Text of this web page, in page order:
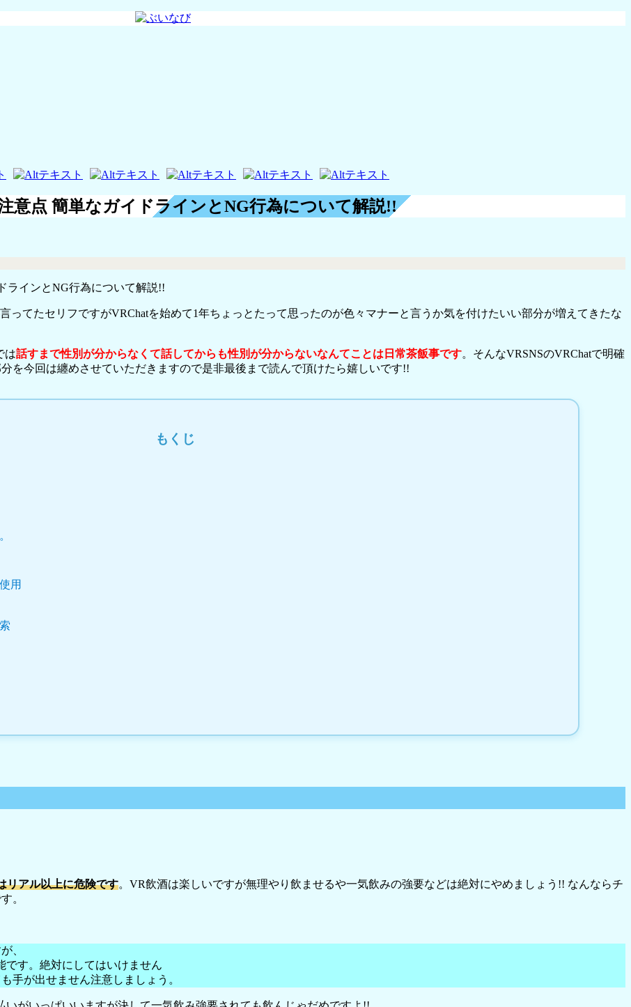
意点 簡単なガイドラインとNG行為について解説!!
ってたセリフですがVRChatを始めて1年ちょっとたって思ったのが色々マナーと言うか気を付けたいい部分が増えてきたな
は話すまで性別が分からなくて話してからも性別が分からないなんてことは日常茶飯事です。そんなVRSNSのVRChatで明確
を今回は纏めさせていただきますので是非最後まで読んで頂けたら嬉しいです!!
もくじ
用
リアル以上に危険です。VR飲酒は楽しいですが無理やり飲ませるや一気飲みの強要などは絶対にやめましょう!! なんならチ
。
、
です。絶対にしてはいけません
手が出せません注意しましょう。